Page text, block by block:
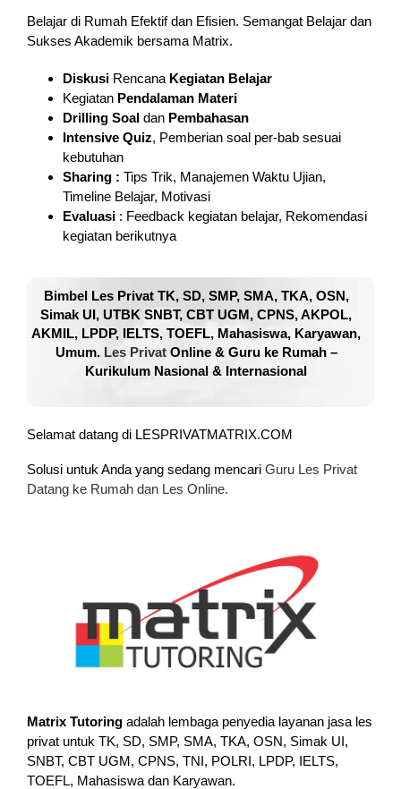
Belajar di Rumah Efektif dan Efisien. Semangat Belajar dan
Sukses Akademik bersama Matrix.
Diskusi Rencana Kegiatan Belajar
Kegiatan Pendalaman Materi
Drilling Soaldan Pembahasan
Intensive Quiz, Pemberian soal per-bab sesuai
kebutuhan
Sharing : Tips Trik, Manajemen Waktu Ujian,
Timeline Belajar, Motivasi
Evaluasi: Feedback kegiatan belajar, Rekomendasi
kegiatan berikutnya
Bimbel Les Privat TK, SD, SMP, SMA, TKA, OSN,
Simak UI, UTBK SNBT, CBT UGM, CPNS, AKPOL,
AKMIL, LPDP, IELTS, TOEFL, Mahasiswa, Karyawan,
Umum. Les PrivatOnline & Guru ke Rumah –
Kurikulum Nasional & Internasional
Selamat datang di LESPRIVATMATRIX.COM
Solusi untuk Anda yang sedang mencari Guru Les Privat
Datang ke Rumah dan Les Online.
Matrix Tutoring adalah lembaga penyedia layanan jasa les
privat untuk TK, SD, SMP, SMA, TKA, OSN, Simak UI,
SNBT, CBT UGM, CPNS, TNI, POLRI, LPDP, IELTS,
TOEFL, Mahasiswa dan Karyawan.